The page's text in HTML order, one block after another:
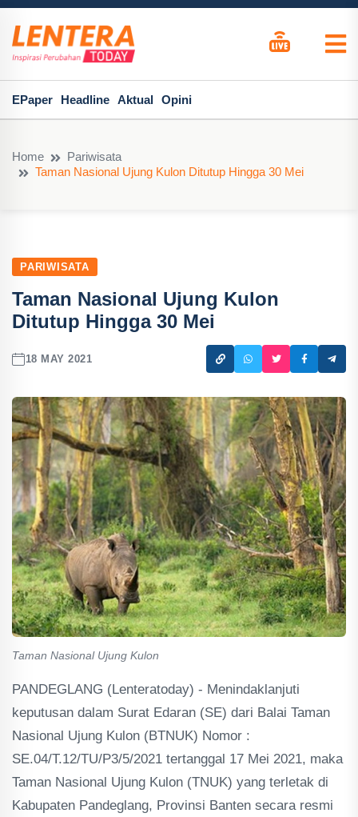
EPaper Headline Aktual Opini
Home
Pariwisata
Taman Nasional Ujung Kulon Ditutup Hingga 30 Mei
PARIWISATA
Taman Nasional Ujung Kulon
Ditutup Hingga 30 Mei
18 MAY 2021
Taman Nasional Ujung Kulon
PANDEGLANG (Lenteratoday) - Menindaklanjuti
keputusan dalam Surat Edaran (SE) dari Balai Taman
Nasional Ujung Kulon (BTNUK) Nomor :
SE.04/T.12/TU/P3/5/2021 tertanggal 17 Mei 2021, maka
Taman Nasional Ujung Kulon (TNUK) yang terletak di
Kabupaten Pandeglang, Provinsi Banten secara resmi